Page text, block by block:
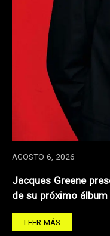
AGOSTO 6, 2026
Jacques Greene
de su próximo
LEER MÁS